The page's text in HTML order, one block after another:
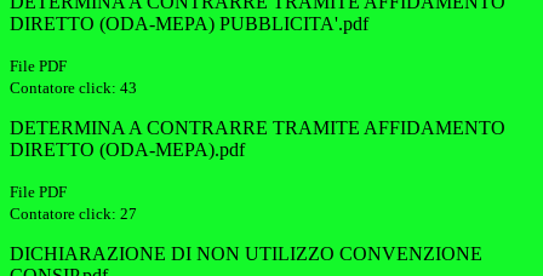
DIRETTO (ODA-MEPA) PUBBLICITA'.pdf
File PDF
Contatore click: 43
DETERMINA A CONTRARRE TRAMITE AFFIDAMENTO
DIRETTO (ODA-MEPA).pdf
File PDF
Contatore click: 27
DICHIARAZIONE DI NON UTILIZZO CONVENZIONE